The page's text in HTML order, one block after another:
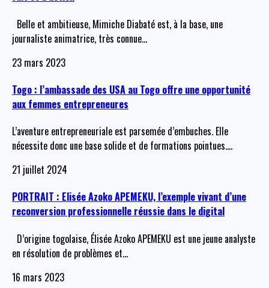
Belle et ambitieuse, Mimiche Diabaté est, à la base, une
journaliste animatrice, très connue…
23 mars 2023
Togo : l’ambassade des USA au Togo offre une opportunité
aux femmes entrepreneures
L’aventure entrepreneuriale est parsemée d’embuches. Elle
nécessite donc une base solide et de formations pointues.…
21 juillet 2024
PORTRAIT : Elisée Azoko APEMEKU, l’exemple vivant d’une
reconversion professionnelle réussie dans le digital
D’origine togolaise, Élisée Azoko APEMEKU est une jeune analyste
en résolution de problèmes et…
16 mars 2023